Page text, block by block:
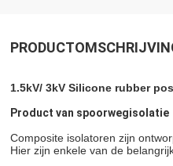
verschijnsel.
1.5kV/ 3kV Silicone rubber
Product van spoorwegisolatie
Composite isolatoren zijn
Hier zijn enkele van de